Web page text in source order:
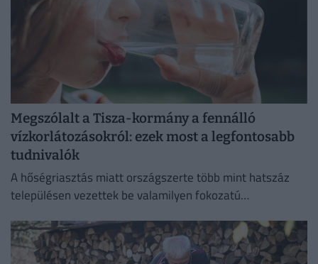
Megszólalt a Tisza-kormány a fennálló
vízkorlátozásokról: ezek most a legfontosabb
tudnivalók
A hőségriasztás miatt országszerte több mint hatszáz
településen vezettek be valamilyen fokozatú